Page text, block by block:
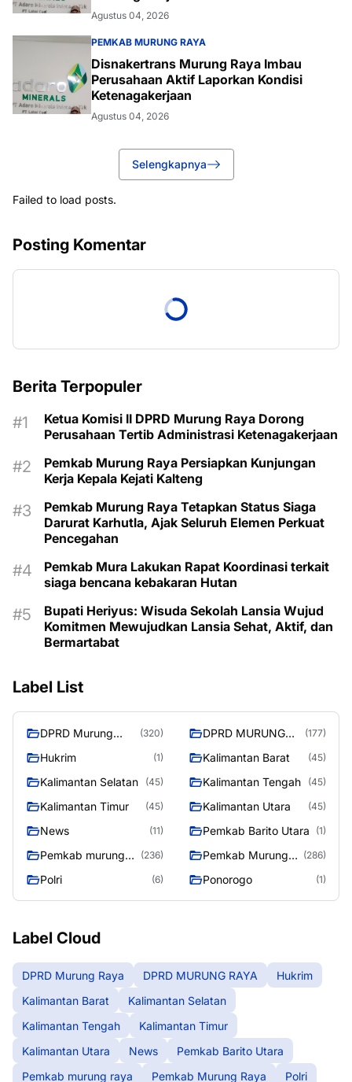
Agustus 04, 2026
PEMKAB MURUNG RAYA
Disnakertrans Murung Raya Imbau
Perusahaan Aktif Laporkan Kondisi
Ketenagakerjaan
Agustus 04, 2026
Selengkapnya
Failed to load posts.
Posting Komentar
Berita Terpopuler
Ketua Komisi II DPRD Murung Raya Dorong
Perusahaan Tertib Administrasi Ketenagakerjaan
Pemkab Murung Raya Persiapkan Kunjungan
Kerja Kepala Kejati Kalteng
Pemkab Murung Raya Tetapkan Status Siaga
Darurat Karhutla, Ajak Seluruh Elemen Perkuat
Pencegahan
Pemkab Mura Lakukan Rapat Koordinasi terkait
siaga bencana kebakaran Hutan
Bupati Heriyus: Wisuda Sekolah Lansia Wujud
Komitmen Mewujudkan Lansia Sehat, Aktif, dan
Bermartabat
Label List
DPRD Murung
(320)
DPRD MURUNG
(177)
Hukrim (1) Kalimantan Barat (45)
Kalimantan Selatan (45) Kalimantan Tengah (45)
Kalimantan Timur (45) Kalimantan Utara (45)
News (11) Pemkab Barito Utara (1)
Pemkab murung
(236)
Pemkab Murung
(286)
Polri (6) Ponorogo (1)
Label Cloud
DPRD Murung Raya DPRD MURUNG RAYA
Hukrim
Kalimantan Barat
Kalimantan Selatan
Kalimantan Tengah
Kalimantan Timur
Kalimantan Utara
News
Pemkab Barito Utara
Pemkab murung raya
Pemkab Murung Raya
Polri